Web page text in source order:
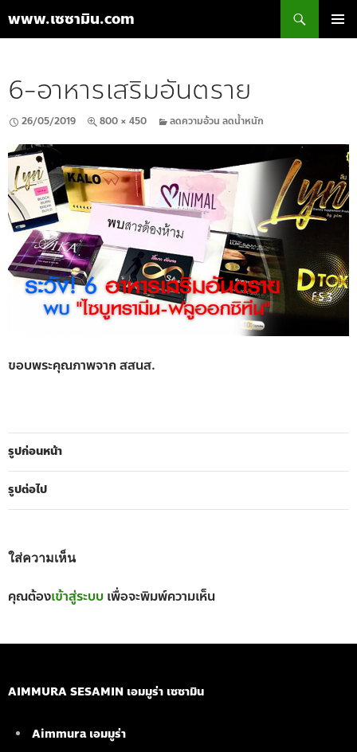
www.เซซามิน.com
เนื้อหา
6-อาหารเสริมอันตราย
26/05/2019 800 × 450 ลดความอ้วน ลดน้ำหนัก
ขอบพระคุณภาพจาก สสนส.
รูปก่อนหน้า
รูปต่อไป
ใส่ความเห็น
คุณต้องเข้าสู่ระบบ เพื่อจะพิมพ์ความเห็น
AIMMURA SESAMIN เอมมูร่า เซซามิน
Aimmura เอมมูร่า